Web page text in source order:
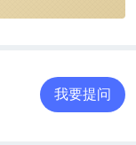
我要提问